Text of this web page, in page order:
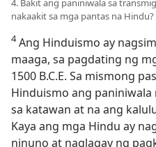
4. Bakit ang paniniwala sa
nakaakit sa mga pantas na Hindu?
4Ang Hinduismo ay
maaga, sa pagdating ng
1500 B.C.E. Sa mismong
Hinduismo ang paniniwala
sa katawan at na ang
Kaya ang mga Hindu ay
ninuno at naglagay ng